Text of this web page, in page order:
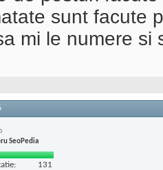
sunt facute
mi le numere si
SeoPedia
131